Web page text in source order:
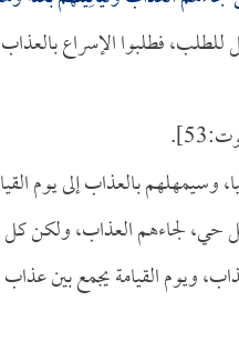
فطلبوا الإسراع
وسيمهلهم بالعذاب إلى يوم
لجاءهم العذاب، ولكن كل
ويوم القيامة يجمع بين